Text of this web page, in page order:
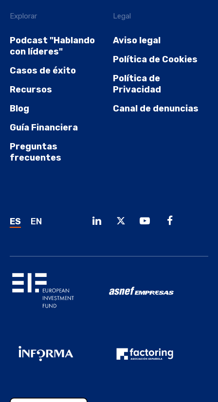
Explorar
Podcast "Hablando
con líderes"
Casos de éxito
Recursos
Blog
Guía Financiera
Preguntas
frecuentes
Legal
Aviso legal
Política de Cookies
Política de
Privacidad
Canal de denuncias
ES EN